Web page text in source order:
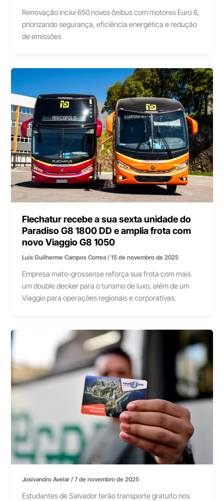
Renovação inclui 650 novos ônibus com motores Euro 6,
priorizando segurança, eficiência energética e redução
de emissões
Flechatur recebe a sua sexta unidade do
Paradiso G8 1800 DD e amplia frota com
novo Viaggio G8 1050
Luís Guilherme Campos Correa/15 de novembro de 2025
Empresa mato-grossense reforça sua frota com mais
um double decker para o turismo de luxo, além de um
Viaggio para operações regionais e corporativas.
Josivandro Avelar/7 de novembro de 2025
Estudantes de Salvador terão transporte gratuito nos